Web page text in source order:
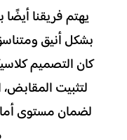
يهتم فريقنا أيضًا
بشكل أنيق
كان التصميم
لتثبيت المقابض،
لضمان مستوى